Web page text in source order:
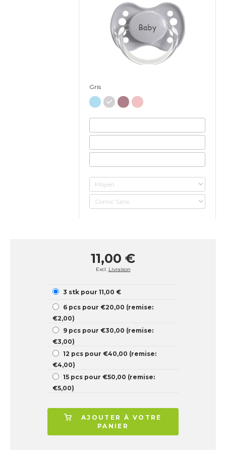
Baby
Gris
11,00 €
Excl. Livraison
3 stk pour 11,00 €
6 pcs pour €20,00 (remise:
€2,00)
9 pcs pour €30,00 (remise:
€3,00)
12 pcs pour €40,00 (remise:
€4,00)
15 pcs pour €50,00 (remise:
€5,00)
AJOUTER À VOTRE
PANIER